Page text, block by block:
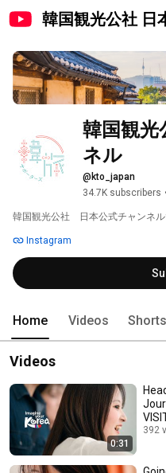
韓国観光公社 日
韓国観光
ネル
@kto_japan
34.7K subscribers •
韓国観光公社　日本公式チャンネル
Instagram
Home Videos Shorts
Videos
0:31
392